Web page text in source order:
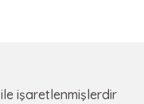
ile işaretlenmişlerdir